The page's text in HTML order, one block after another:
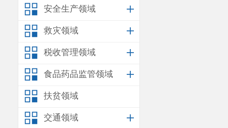
安全生产领域
救灾领域
税收管理领域
食品药品监管领域
扶贫领域
交通领域